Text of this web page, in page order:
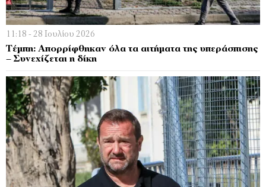
11:18 - 28 Ιουλίου 2026
Τέμπη: Απορρίφθηκαν όλα τα αιτήματα της υπεράσπισης
– Συνεχίζεται η δίκη